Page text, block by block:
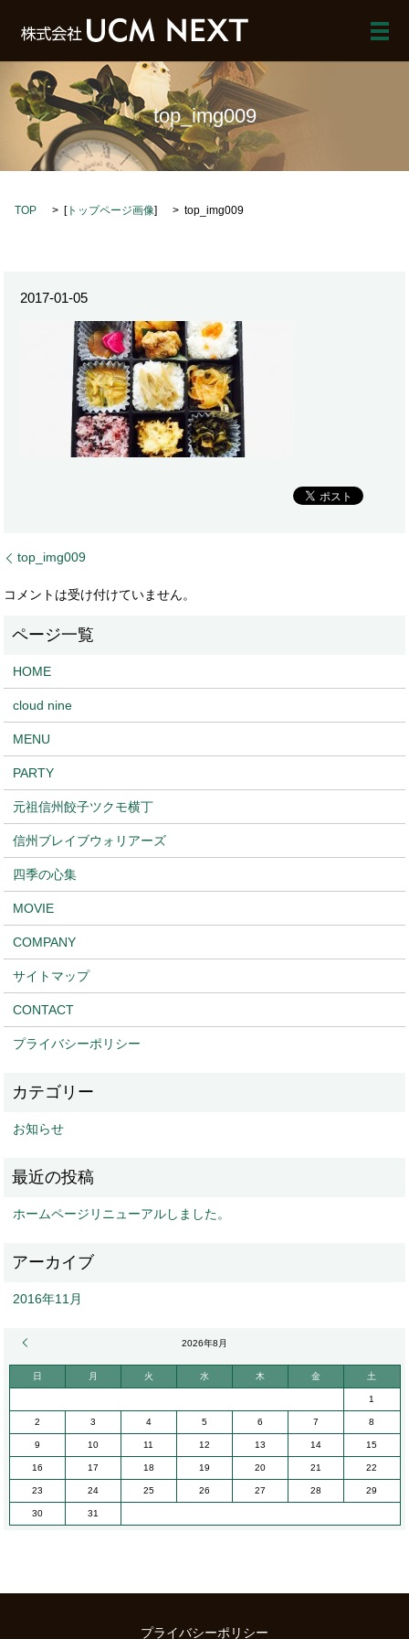
メ
top_img009
TOP [トップページ画像] top_img009
2017-01-05
top_img009
コメントは受け付けていません。
HOME
cloud nine
MENU
PARTY
元祖信州餃子ツクモ横丁
信州ブレイブウォリアーズ
四季の心集
MOVIE
COMPANY
サイトマップ
CONTACT
プライバシーポリシー
お知らせ
ホームページリニューアルしました。
2016年11月
2026年8月
日 月 火 水 木 金 土
1
2 3 4 5 6 7 8
9 10 11 12 13 14 15
16 17 18 19 20 21 22
23 24 25 26 27 28 29
30 31
プライバシーポリシー